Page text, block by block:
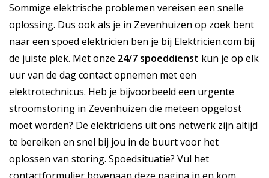
Sommige elektrische problemen vereisen een snelle
oplossing. Dus ook als je in Zevenhuizen op zoek bent
naar een spoed elektricien ben je bij Elektricien.com bij
de juiste plek. Met onze 24/7 spoeddienst kun je op elk
uur van de dag contact opnemen met een
elektrotechnicus. Heb je bijvoorbeeld een urgente
stroomstoring in Zevenhuizen die meteen opgelost
moet worden? De elektriciens uit ons netwerk zijn altijd
te bereiken en snel bij jou in de buurt voor het
oplossen van storing. Spoedsituatie? Vul het